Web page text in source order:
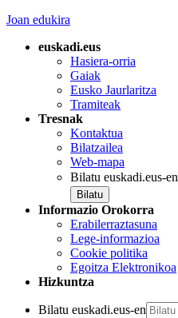
Joan edukira
euskadi.eus
Hasiera-orria
Gaiak
Eusko Jaurlaritza
Tramiteak
Tresnak
Kontaktua
Bilatzailea
Web-mapa
Bilatu euskadi.eus-en
Informazio Orokorra
Erabilerraztasuna
Lege-informazioa
Cookie politika
Egoitza Elektronikoa
Hizkuntza
Bilatu euskadi.eus-en